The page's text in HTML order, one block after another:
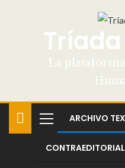
La
ARCHIVO